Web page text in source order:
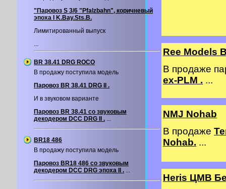
"Паровоз S 3/6 "Pfalzbahn", коричневый
эпоха I K.Bay.Sts.B.
Лимитированный выпуск
...
BR 38.41 DRG ROCO
В продажу поступила модель
Паровоз BR 38.41 DRG II .
И в звуковом варианте
Паровоз BR 38.41 со звуковым
декодером DCC DRG II . ...
BR18 486
В продажу поступила модель
Паровоз BR18 486 со звуковым
декодером DCС DRG эпоха II . ...
Ree Models
В продаже
ex-PLM . ...
NMJ Nohab
В продаже
Nohab. ...
Heris ЦМВ